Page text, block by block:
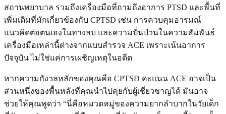
สถานพยาบาล รวมถึงเครื่องมือที่ถามถึงอาการ PTSD และพื้นที่
เพิ่มเติมที่มักเกี่ยวข้องกับ CPTSD เช่น การควบคุมอารมณ์
แนวคิดต่อตนเองในทางลบ และความปั่นป่วนในความสัมพันธ์
เครื่องมือเหล่านี้ต่างจากแบบสำรวจ ACE เพราะเน้นอาการ
ปัจจุบัน ไม่ใช่แค่การเผชิญเหตุในอดีต
หากความกังวลหลักของคุณคือ CPTSD คะแนน ACE อาจเป็น
ส่วนหนึ่งของพื้นหลังที่คุณนำไปคุยกับผู้เชี่ยวชาญได้ มันอาจ
ช่วยให้คุณพูดว่า “นี่คือหมวดหมู่ของความยากลำบากในวัยเด็ก